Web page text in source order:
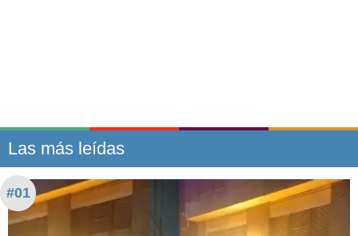
Las más leídas
#01